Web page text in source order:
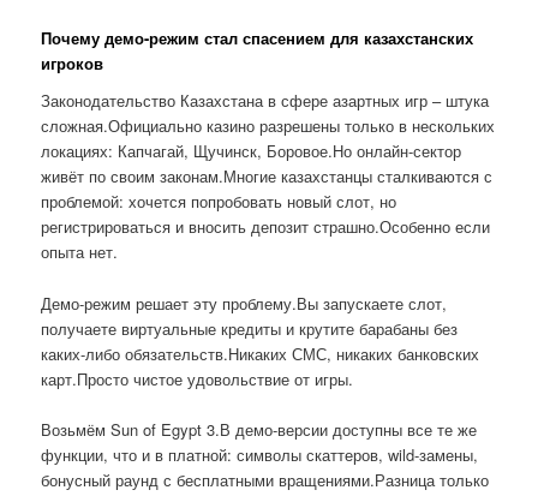
Почему демо-режим стал спасением для казахстанских
игроков
Законодательство Казахстана в сфере азартных игр – штука
сложная.Официально казино разрешены только в нескольких
локациях: Капчагай, Щучинск, Боровое.Но онлайн-сектор
живёт по своим законам.Многие казахстанцы сталкиваются с
проблемой: хочется попробовать новый слот, но
регистрироваться и вносить депозит страшно.Особенно если
опыта нет.
Демо-режим решает эту проблему.Вы запускаете слот,
получаете виртуальные кредиты и крутите барабаны без
каких-либо обязательств.Никаких СМС, никаких банковских
карт.Просто чистое удовольствие от игры.
Возьмём Sun of Egypt 3.В демо-версии доступны все те же
функции, что и в платной: символы скаттеров, wild-замены,
бонусный раунд с бесплатными вращениями.Разница только